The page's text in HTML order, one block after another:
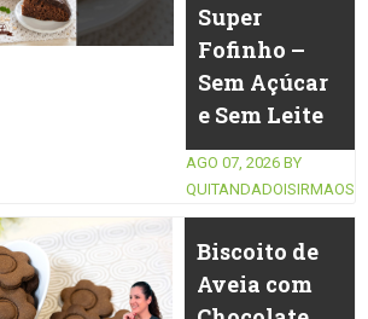
Super
Fofinho –
Sem Açúcar
e Sem Leite
AGO 07, 2026 BY
QUITANDADOISIRMAOS
Biscoito de
Aveia com